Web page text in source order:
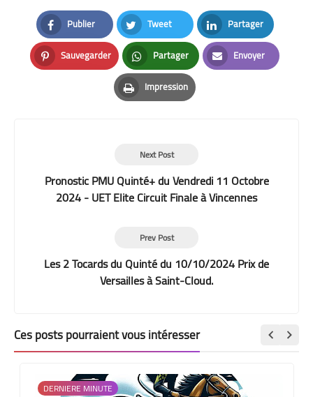
Publier
Facebook
Tweet
Twitter
Partager
LinkedIn
Sauvegarder
Pinterest
Partager
Whatsapp
Envoyer
Email
Impression
Print
Next Post
Pronostic PMU Quinté+ du Vendredi 11 Octobre
2024 - UET Elite Circuit Finale à Vincennes
Prev Post
Les 2 Tocards du Quinté du 10/10/2024 Prix de
Versailles à Saint-Cloud.
Ces posts pourraient vous intéresser
DERNIERE MINUTE